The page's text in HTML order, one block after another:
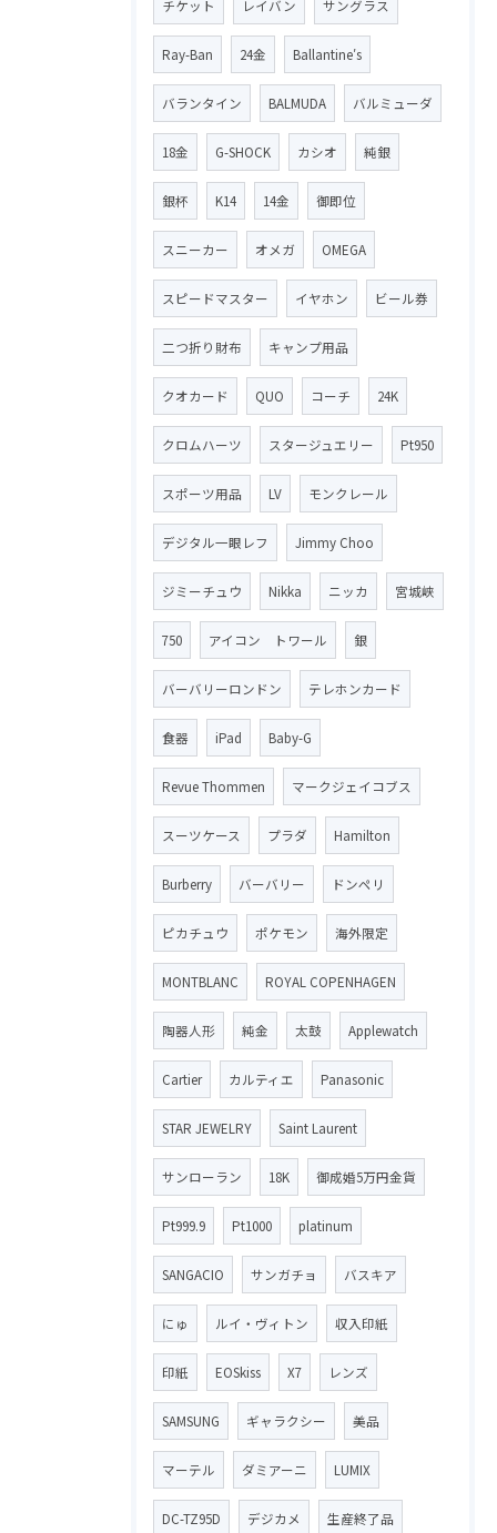
チケット レイバン サングラス
Ray-Ban 24金 Ballantine′s
バランタイン BALMUDA バルミューダ
18金 G-SHOCK カシオ 純銀
銀杯 K14 14金 御即位
スニーカー オメガ OMEGA
スピードマスター イヤホン ビール券
二つ折り財布 キャンプ用品
クオカード QUO コーチ 24K
クロムハーツ スタージュエリー Pt950
スポーツ用品 LV モンクレール
デジタル一眼レフ Jimmy Choo
ジミーチュウ Nikka ニッカ 宮城峡
750 アイコン トワール 銀
バーバリーロンドン テレホンカード
食器 iPad Baby-G
Revue Thommen マークジェイコブス
スーツケース プラダ Hamilton
Burberry バーバリー ドンペリ
ピカチュウ ポケモン 海外限定
MONTBLANC ROYAL COPENHAGEN
陶器人形 純金 太鼓 Applewatch
Cartier カルティエ Panasonic
STAR JEWELRY Saint Laurent
サンローラン 18K 御成婚5万円金貨
Pt999.9 Pt1000 platinum
SANGACIO サンガチョ バスキア
にゅ ルイ・ヴィトン 収入印紙
印紙 EOSkiss X7 レンズ
SAMSUNG ギャラクシー 美品
マーテル ダミアーニ LUMIX
DC-TZ95D デジカメ 生産終了品